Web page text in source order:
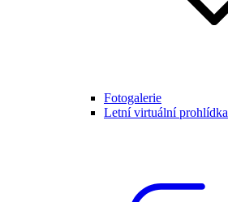
Fotogalerie
Letní virtuální prohlídka